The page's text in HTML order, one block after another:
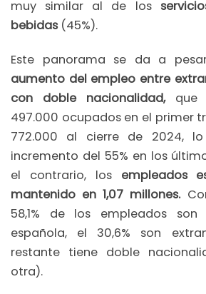
muy similar al de los
bebidas (45%).
Este panorama se da a
aumento del empleo entre
con doble nacionalidad,que
497.000 ocupados en el primer
772.000 al cierre de 2024,
incremento del 55% en los
el contrario, los empleados
mantenido en 1,07 millones.
58,1% de los empleados son
española, el 30,6% son
restante tiene doble
otra).